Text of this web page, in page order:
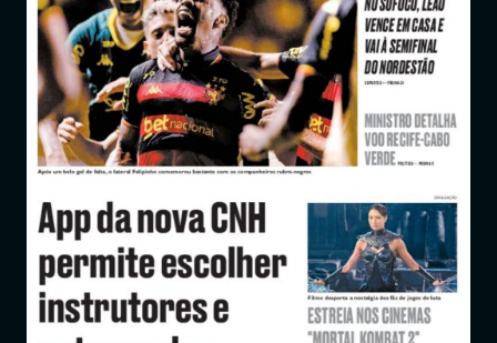
Jornais
Notícias
Entrar